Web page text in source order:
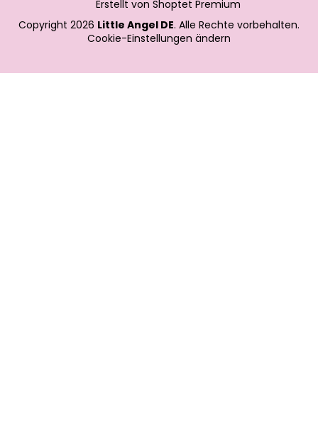
Erstellt von Shoptet Premium
Copyright 2026 Little Angel DE. Alle Rechte vorbehalten.
Cookie-Einstellungen ändern